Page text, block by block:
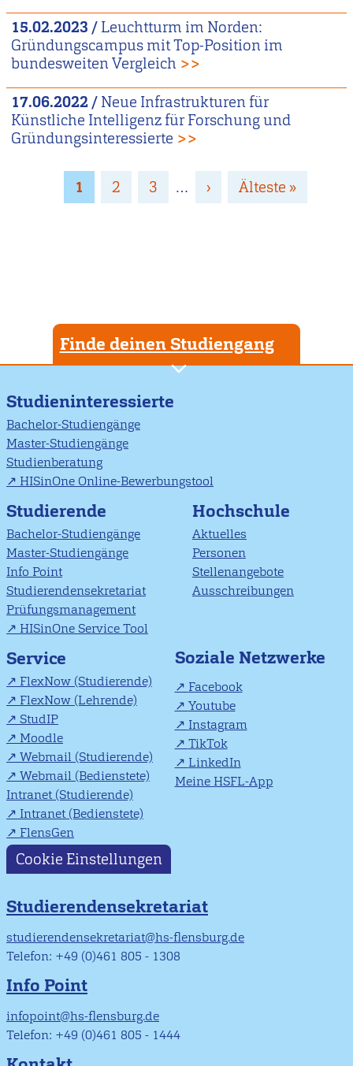
15.02.2023 / Leuchtturm im Norden:
Gründungscampus mit Top-Position im
bundesweiten Vergleich >>
17.06.2022/ Neue Infrastrukturen für
Künstliche Intelligenz für Forschung und
Gründungsinteressierte >>
Seitennummerierung
Page
1 Page
2 Page
3 …
Nächste
›
Letzte
Älteste »
Finde deinen Studiengang
Studieninteressierte
Bachelor-Studiengänge
Master-Studiengänge
Studienberatung
HISinOne Online-Bewerbungstool
Studierende
Bachelor-Studiengänge
Master-Studiengänge
Info Point
Studierendensekretariat
Prüfungsmanagement
HISinOne Service Tool
Hochschule
Aktuelles
Personen
Stellenangebote
Ausschreibungen
Service
FlexNow (Studierende)
FlexNow (Lehrende)
StudIP
Moodle
Webmail (Studierende)
Webmail (Bedienstete)
Intranet (Studierende)
Intranet (Bedienstete)
FlensGen
Soziale Netzwerke
Facebook
Youtube
Instagram
TikTok
LinkedIn
Meine HSFL-App
Cookie Einstellungen
Studierendensekretariat
studierendensekretariat@hs-flensburg.de
Telefon: +49 (0)461 805 - 1308
Info Point
infopoint@hs-flensburg.de
Telefon: +49 (0)461 805 - 1444